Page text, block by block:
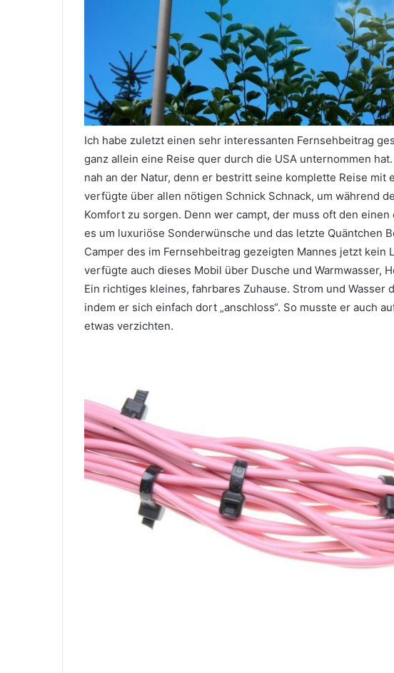
Ich habe zuletzt einen sehr interessanten Fernsehbeitrag
ganz allein eine Reise quer durch die USA unternommen
nah an der Natur, denn er bestritt seine komplette Reise mit
verfügte über allen nötigen Schnick Schnack, um während
Komfort zu sorgen. Denn wer campt, der muss oft den
es um luxuriöse Sonderwünsche und das letzte Quäntchen
Camper des im Fernsehbeitrag gezeigten Mannes jetzt kein
verfügte auch dieses Mobil über Dusche und Warmwasser,
Ein richtiges kleines, fahrbares Zuhause. Strom und Wasser
indem er sich einfach dort „anschloss“. So musste er auch
etwas verzichten.
Oktober 31, 2019
So geht das mit dem Website-
Pushing